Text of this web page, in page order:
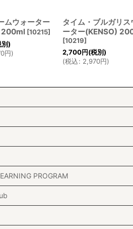
ムウォーター
200ml [10215]
別)
円)
タイム・ブルガリス
ーター(KENSO)
[10219]
2,700円(税別)
(税込: 2,970円)
PROGRAM